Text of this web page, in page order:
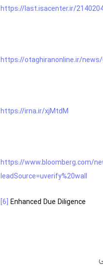
https://last.isacenter.ir/
https://otaghiranonline.ir/
https://irna.ir/xjMtdM
https://www.bloomberg.com/
leadSource=uverify%20wall
[6] Enhanced Due Diligence